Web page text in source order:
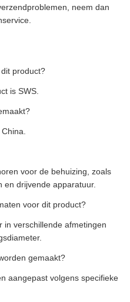
neem dan
product?
is SWS.
voor de behuizing, zoals
en drijvende apparatuur.
voor dit product?
in verschillende afmetingen
gemaakt?
aangepast volgens specifieke